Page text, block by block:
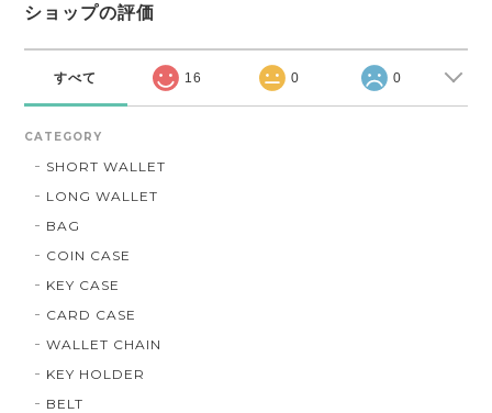
ショップの評価
すべて 16 0 0
CATEGORY
SHORT WALLET
LONG WALLET
BAG
COIN CASE
KEY CASE
CARD CASE
WALLET CHAIN
KEY HOLDER
BELT